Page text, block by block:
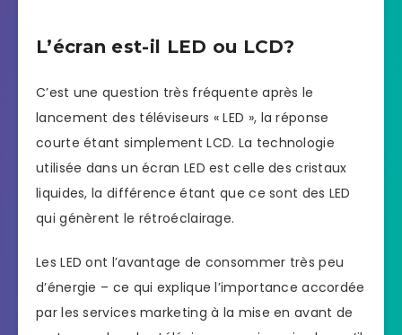
L’écran est-il LED ou LCD?
C’est une question très fréquente après le
lancement des téléviseurs « LED », la réponse
courte étant simplement LCD. La technologie
utilisée dans un écran LED est celle des cristaux
liquides, la différence étant que ce sont des LED
qui génèrent le rétroéclairage.
Les LED ont l’avantage de consommer très peu
d’énergie – ce qui explique l’importance accordée
par les services marketing à la mise en avant de